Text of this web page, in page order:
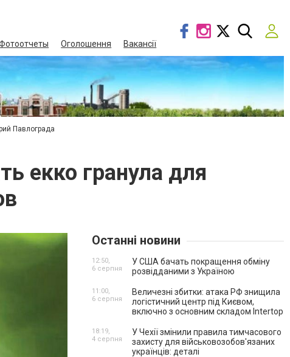
Оголошення Вакансії
Павлограда
екко гранула для
Останні новини
У США бачать покращення обміну
розвідданими з Україною
12:50,
6 серпня
Величезні збитки: атака РФ знищила
логістичний центр під Києвом,
включно з основним складом Intertop
11:00,
6 серпня
У Чехії змінили правила тимчасового
захисту для військовозобов'язаних
українців: деталі
18:19,
4 серпня